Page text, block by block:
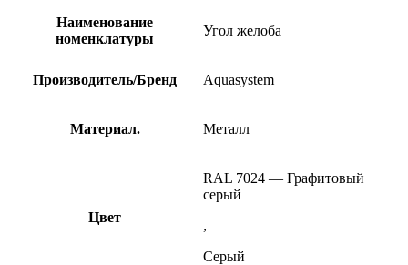
Наименование
номенклатуры
Угол желоба
Производитель/Бренд Aquasystem
Материал. Металл
Цвет
RAL 7024 — Графитовый
серый
,
Серый